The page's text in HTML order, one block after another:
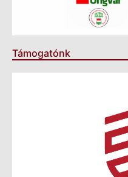
Támogatónk